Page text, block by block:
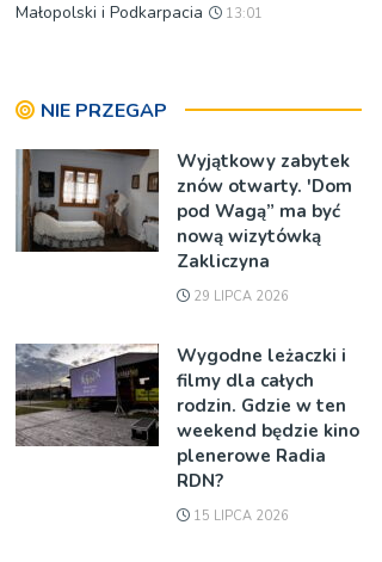
Małopolski i Podkarpacia
13:01
NIE PRZEGAP
Wyjątkowy zabytek
znów otwarty. 'Dom
pod Wagą” ma być
nową wizytówką
Zakliczyna
29 LIPCA 2026
Wygodne leżaczki i
filmy dla całych
rodzin. Gdzie w ten
weekend będzie kino
plenerowe Radia
RDN?
15 LIPCA 2026